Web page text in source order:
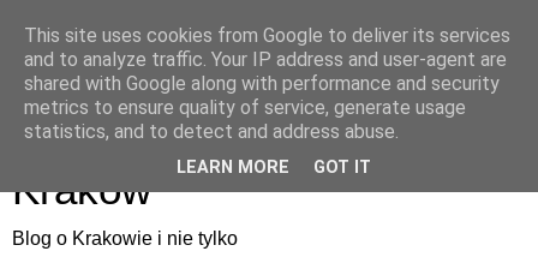
ArtMuza - artystyczny
Kraków
Blog o Krakowie i nie tylko
This site uses cookies from Google to deliver its services
and to analyze traffic. Your IP address and user-agent are
shared with Google along with performance and security
metrics to ensure quality of service, generate usage
statistics, and to detect and address abuse.
LEARN MORE GOT IT